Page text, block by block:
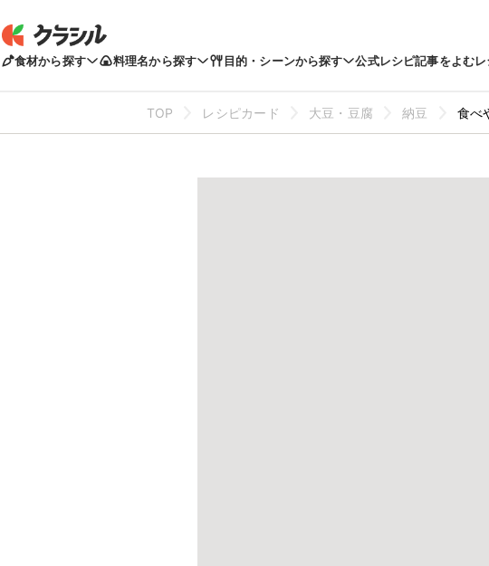
食材から探す 料理名から探す 目的・シーンから探す 公式レシピ記事をよむレ
TOP レシピカード 大豆・豆腐 納豆 食べ